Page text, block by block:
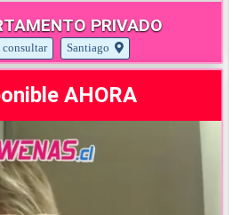
PRIVADO
consultar Santiago
AHORA